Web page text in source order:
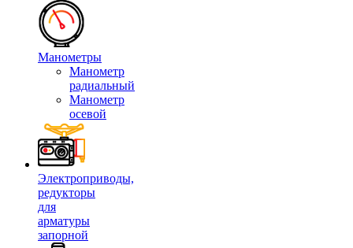
Манометры
Манометр
радиальный
Манометр
осевой
Электроприводы,
редукторы
для
арматуры
запорной